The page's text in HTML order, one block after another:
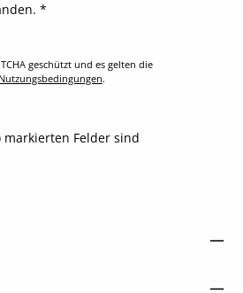
*
geschützt und es gelten die
Nutzungsbedingungen.
Felder sind